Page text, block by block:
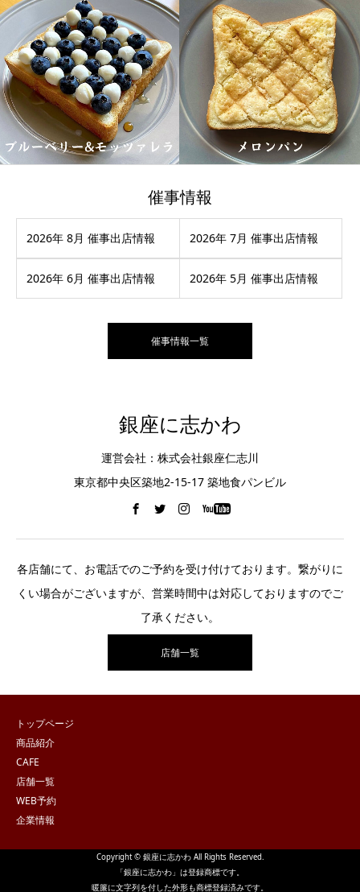
催事情報
2026年 8月 催事出店情報 2026年 7月 催事出店情報
2026年 6月 催事出店情報 2026年 5月 催事出店情報
催事情報一覧
銀座に志かわ
運営会社：株式会社銀座仁志川
東京都中央区築地2-15-17 築地食パンビル
各店舗にて、お電話でのご予約を受け付けております。繋がりに
くい場合がございますが、営業時間中は対応しておりますのでご
了承ください。
店舗一覧
トップページ
商品紹介
CAFE
店舗一覧
WEB予約
企業情報
Copyright © 銀座に志かわ All Rights Reserved.
「銀座に志かわ」は登録商標です。
暖簾に文字列を付した外形も商標登録済みです。